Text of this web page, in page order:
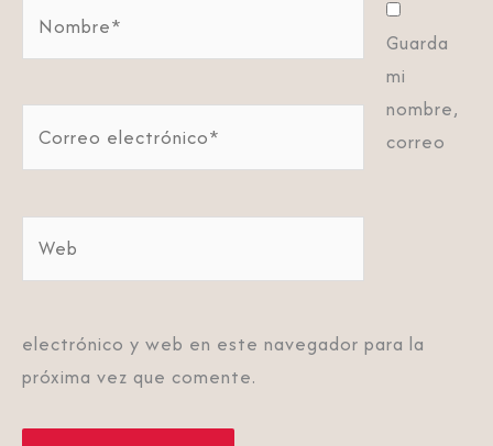
Guarda
mi
nombre,
correo
electrónico y web en este navegador para la
próxima vez que comente.